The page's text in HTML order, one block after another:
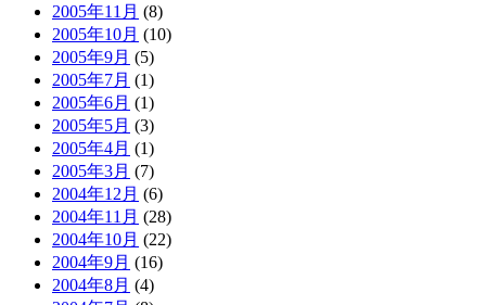
2005年11月 (8)
2005年10月 (10)
2005年9月 (5)
2005年7月 (1)
2005年6月 (1)
2005年5月 (3)
2005年4月 (1)
2005年3月 (7)
2004年12月 (6)
2004年11月 (28)
2004年10月 (22)
2004年9月 (16)
2004年8月 (4)